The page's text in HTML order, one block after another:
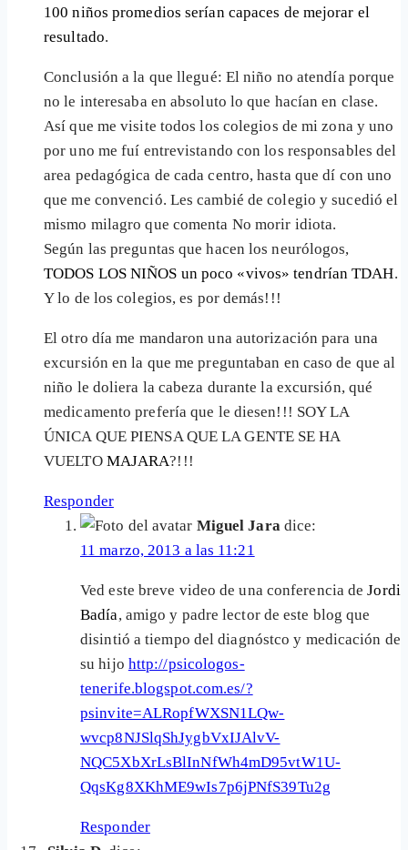
100 niños promedios serían capaces de mejorar el
resultado.
Conclusión a la que llegué: El niño no atendía porque
no le interesaba en absoluto lo que hacían en clase.
Así que me visite todos los colegios de mi zona y uno
por uno me fuí entrevistando con los responsables del
area pedagógica de cada centro, hasta que dí con uno
que me convenció. Les cambié de colegio y sucedió el
mismo milagro que comenta No morir idiota.
Según las preguntas que hacen los neurólogos,
TODOS LOS NIÑOS un poco «vivos» tendrían TDAH.
Y lo de los colegios, es por demás!!!
El otro día me mandaron una autorización para una
excursión en la que me preguntaban en caso de que al
niño le doliera la cabeza durante la excursión, qué
medicamento prefería que le diesen!!! SOY LA
ÚNICA QUE PIENSA QUE LA GENTE SE HA
VUELTO MAJARA?!!!
Responder
Miguel Jara dice:
11 marzo, 2013 a las 11:21
Ved este breve video de una conferencia deJordi
Badía, amigo y padre lector de este blog que
disintió a tiempo del diagnóstco y medicación de
su hijo http://psicologos-
tenerife.blogspot.com.es/?
psinvite=ALRopfWXSN1LQw-
wvcp8NJSlqShJygbVxIJAlvV-
NQC5XbXrLsBlInNfWh4mD95vtW1U-
QqsKg8XKhME9wIs7p6jPNfS39Tu2g
Responder